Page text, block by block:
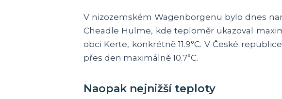
V nizozemském Wagenborgenu bylo dnes
Cheadle Hulme, kde teploměr ukazoval
obci Kerte, konkrétně 11.9°C. V České
přes den maximálně 10.7°C.
Naopak nejnižší teploty